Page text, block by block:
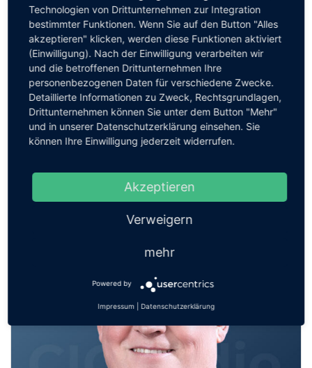
Oleg Korob-Gaulke
Transparenz vor dem Release: Wie CIOs ihre
Anwendungslandschaft unter Kontrolle
Technologien von Drittunternehmen zur Integration
bestimmter Funktionen. Wenn Sie auf den Button "Alles
akzeptieren" klicken, werden diese Funktionen aktiviert
(Einwilligung). Nach der Einwilligung verarbeiten wir
und die betroffenen Drittunternehmen Ihre
personenbezogenen Daten für verschiedene Zwecke.
Detaillierte Informationen zu Zweck, Rechtsgrundlagen,
Drittunternehmen können Sie unter dem Button "Mehr"
und in unserer Datenschutzerklärung einsehen. Sie
können Ihre Einwilligung jederzeit widerrufen.
Akzeptieren
Verweigern
mehr
Powered by
Impressum Datenschutzerklärung